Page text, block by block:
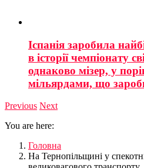
Іспанія заробила
в історії чемпіонату
однаково мізер, у
мільярдами, що
Previous Next
You are here:
Головна
На Тернопільщині у